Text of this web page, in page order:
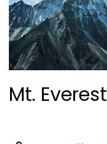
Mt. Everest